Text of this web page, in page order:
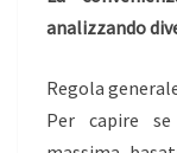
analizzando
Regola
Per capire